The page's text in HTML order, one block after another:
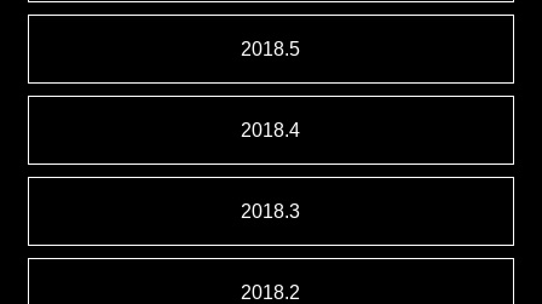
2018.5
2018.4
2018.3
2018.2